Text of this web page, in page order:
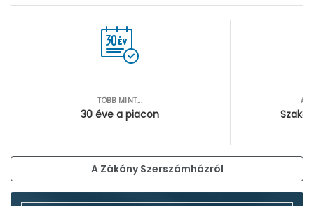
TÖBB MINT...
30 éve a piacon
A Zákány Szerszámházról